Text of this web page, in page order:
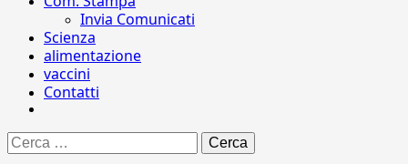
Invia Comunicati
Scienza
alimentazione
vaccini
Contatti
Ricerca
per: